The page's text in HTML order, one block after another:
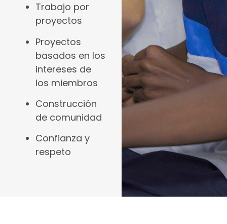
Trabajo por
proyectos
Proyectos
basados en los
intereses de
los miembros
Construcción
de comunidad
Confianza y
respeto